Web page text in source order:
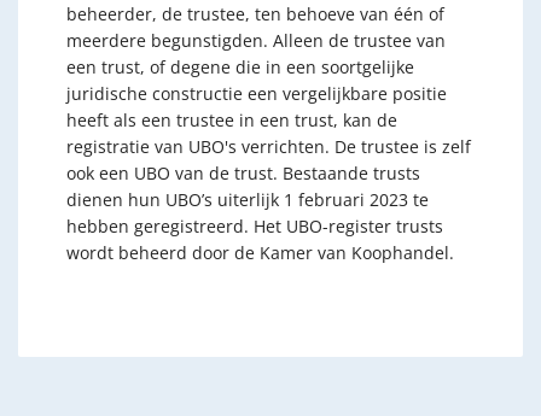
beheerder, de trustee, ten behoeve van één of
meerdere begunstigden. Alleen de trustee van
een trust, of degene die in een soortgelijke
juridische constructie een vergelijkbare positie
heeft als een trustee in een trust, kan de
registratie van UBO's verrichten. De trustee is zelf
ook een UBO van de trust. Bestaande trusts
dienen hun UBO’s uiterlijk 1 februari 2023 te
hebben geregistreerd. Het UBO-register trusts
wordt beheerd door de Kamer van Koophandel.